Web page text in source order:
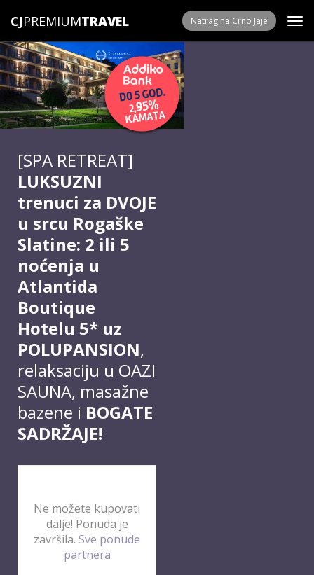
CJPREMIUM Natrag na Crno Jaje
[SPA RETREAT]
LUKSUZNI
trenuci za DVOJE
u srcu Rogaške
Slatine: 2 ili 5
noćenja u
Atlantida
Boutique
Hotelu 5* uz
POLUPANSION,
relaksaciju u OAZI
SAUNA, masažne
bazene i BOGATE
SADRŽAJE!
Ne možete kupovati
dalje! Ponuda je
završila. Sve ponude
partnera